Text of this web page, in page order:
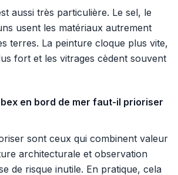
aussi très particulière. Le sel, le
usent les matériaux autrement
terres. La peinture cloque plus vite,
fort et les vitrages cèdent souvent
en bord de mer faut-il prioriser
sont ceux qui combinent valeur
architecturale et observation
de risque inutile. En pratique, cela